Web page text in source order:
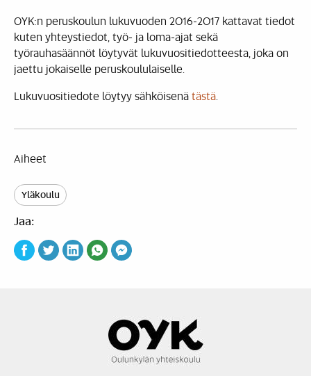
OYK:n peruskoulun lukuvuoden 2016-2017 kattavat tiedot
kuten yhteystiedot, työ- ja loma-ajat sekä
työrauhasäännöt löytyvät lukuvuositiedotteesta, joka on
jaettu jokaiselle peruskoululaiselle.
Lukuvuositiedote löytyy sähköisenätästä.
Aiheet
Yläkoulu
Jaa: